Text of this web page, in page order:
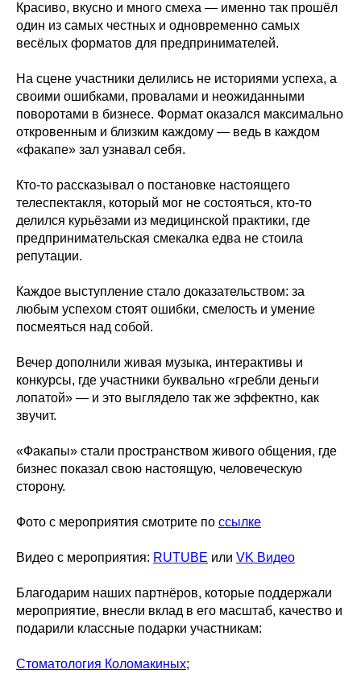
Красиво, вкусно и много смеха — именно так прошёл
один из самых честных и одновременно самых
весёлых форматов для предпринимателей.
На сцене участники делились не историями успеха, а
своими ошибками, провалами и неожиданными
поворотами в бизнесе. Формат оказался максимально
откровенным и близким каждому — ведь в каждом
«факапе» зал узнавал себя.
Кто-то рассказывал о постановке настоящего
телеспектакля, который мог не состояться, кто-то
делился курьёзами из медицинской практики, где
предпринимательская смекалка едва не стоила
репутации.
Каждое выступление стало доказательством: за
любым успехом стоят ошибки, смелость и умение
посмеяться над собой.
Вечер дополнили живая музыка, интерактивы и
конкурсы, где участники буквально «гребли деньги
лопатой» — и это выглядело так же эффектно, как
звучит.
«Факапы» стали пространством живого общения, где
бизнес показал свою настоящую, человеческую
сторону.
Фото с мероприятия смотрите по ссылке
Видео с мероприятия: RUTUBE или VK Видео
Благодарим наших партнёров, которые поддержали
мероприятие, внесли вклад в его масштаб, качество и
подарили классные подарки участникам:
Стоматология Коломакиных;